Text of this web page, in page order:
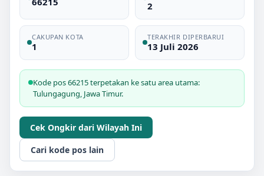
2
CAKUPAN KOTA
1
TERAKHIR DIPERBARUI
13 Juli 2026
Kode pos 66215 terpetakan ke satu area utama:
Tulungagung, Jawa Timur.
Cek Ongkir dari Wilayah Ini
Cari kode pos lain